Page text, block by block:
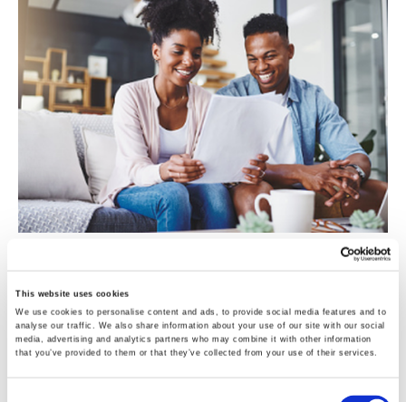
This website uses cookies
We use cookies to personalise content and ads, to provide social media features and to
analyse our traffic. We also share information about your use of our site with our social
media, advertising and analytics partners who may combine it with other information
that you’ve provided to them or that they’ve collected from your use of their services.
A Zinzino BalanceTest az ún. száraz vércsepp (DBS)
tesztelési módszerrel méri az ujjhegyből nyert
kapilláris vér zsírsavszintjét. A mintavétel időpontjában
kapott értékek arra engednek következtetni, hogy